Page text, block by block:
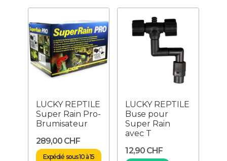
LUCKY REPTILE
Super Rain Pro-
Brumisateur
289,00 CHF
Expédié sous 10 à 15
LUCKY REPTILE
Buse pour
Super Rain
avec T
12,90 CHF